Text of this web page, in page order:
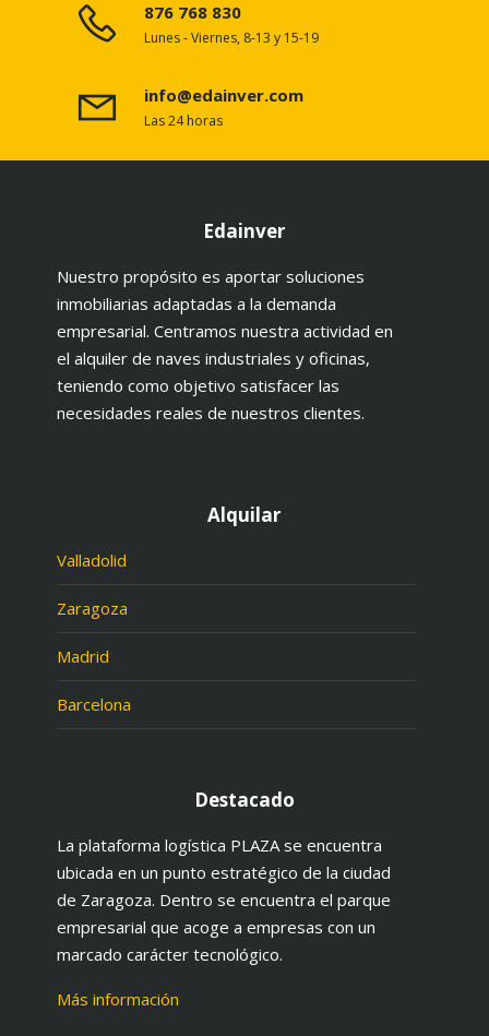
876 768 830
Lunes - Viernes, 8-13 y 15-19
info@edainver.com
Las 24 horas
Edainver
Nuestro propósito es aportar soluciones
inmobiliarias adaptadas a la demanda
empresarial. Centramos nuestra actividad en
el alquiler de naves industriales y oficinas,
teniendo como objetivo satisfacer las
necesidades reales de nuestros clientes.
Alquilar
Valladolid
Zaragoza
Madrid
Barcelona
Destacado
La plataforma logística PLAZA se encuentra
ubicada en un punto estratégico de la ciudad
de Zaragoza. Dentro se encuentra el parque
empresarial que acoge a empresas con un
marcado carácter tecnológico.
Más información